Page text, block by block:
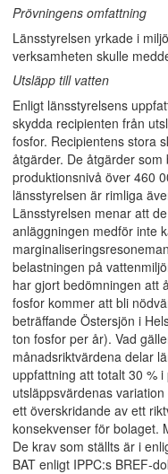
Prövningens omfattning
Länsstyrelsen yrkade i
verksamheten skulle
Utsläpp till vatten
Enligt länsstyrelsens
skydda recipienten från
fosfor. Recipientens stora
åtgärder. De åtgärder
produktionsnivå över 460
länsstyrelsen är rimliga
Länsstyrelsen menar att
anläggningen medför inte
belastningen på
har gjort bedömningen att
fosfor kommer att bli
beträffande Östersjön i
ton fosfor per år). Vad
månadsriktvärdena delar
uppfattning att totalt 30 %
utsläppsvärdenas
ett överskridande av ett
konsekvenser för bolaget.
De krav som ställts är i
BAT enligt IPPC:s BREF-